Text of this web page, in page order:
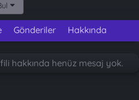
Gönderiler Hakkında
hakkında henüz mesaj yok.